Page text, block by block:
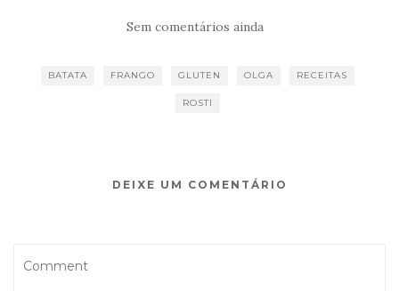
Sem comentários ainda
BATATA FRANGO GLUTEN OLGA RECEITAS
ROSTI
DEIXE UM COMENTÁRIO